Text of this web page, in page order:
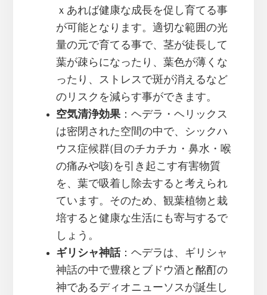
ｘあれば健康な成長を促し育てる事
が可能となります。適切な範囲の光
量の元で育てる事で、茎が徒長して
葉が疎らになったり、葉色が薄くな
ったり、ストレスで斑が消えるなど
のリスクを減らす事ができます。
空気清浄効果：ヘデラ・ヘリックス
は密閉された空間の中で、シックハ
ウス症候群(目のチカチカ・鼻水・喉
の痛みや咳)を引き起こす有害物質
を、葉で吸着し除去すると考えられ
ています。そのため、観葉植物と栽
培すると健康な生活にも寄与するで
しょう。
ギリシャ神話：ヘデラは、ギリシャ
神話の中で豊穣とブドウ酒と酩酊の
神であるディオニューソスが誕生し